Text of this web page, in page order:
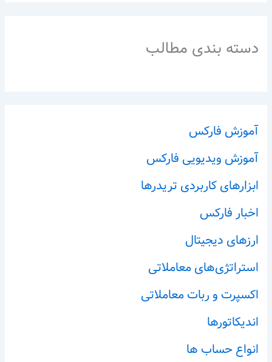
دسته بندی مطالب
آموزش فارکس
آموزش ویدیویی فارکس
ابزارهای کاربردی تریدرها
اخبار فارکس
ارزهای دیجیتال
استراتژی‌های معاملاتی
اکسپرت و ربات معاملاتی
اندیکاتورها
انواع حساب ها